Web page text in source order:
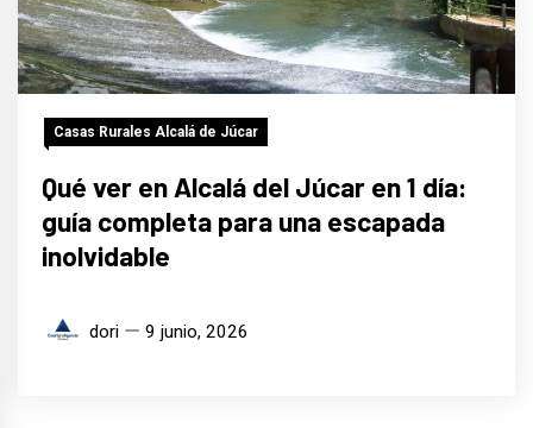
Casas Rurales Alcalá de Júcar
Qué ver en Alcalá del Júcar en 1 día:
guía completa para una escapada
inolvidable
dori 9 junio, 2026